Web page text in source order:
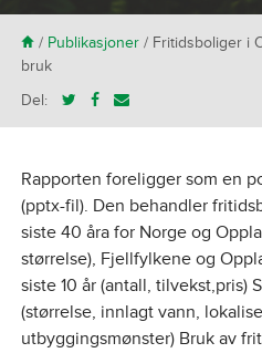
H/ Publikasjoner/ Fritidsboliger i
bruk
Del:
Rapporten foreligger som en
(pptx-fil). Den behandler
siste 40 åra for Norge og
størrelse), Fjellfylkene og
siste 10 år (antall, tilvekst,pris)
(størrelse, innlagt vann,
utbyggingsmønster) Bruk av